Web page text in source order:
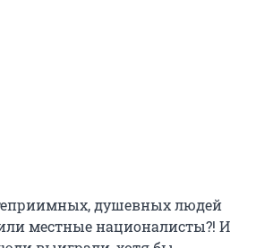
душевных людей
местные националисты?! И